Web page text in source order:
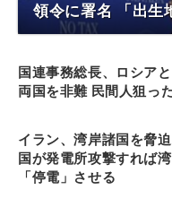
領令に署名 「出生
国連事務総長、ロシア
両国を非難 民間人狙っ
イラン、湾岸諸国を脅
国が発電所攻撃すれば
「停電」させる